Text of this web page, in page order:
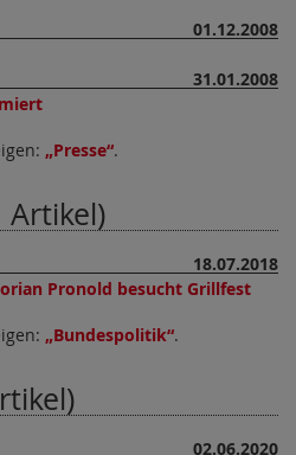
01.12.2008
31.01.2008
Presse .
Artikel)
18.07.2018
Pronold besucht Grillfest
Bundespolitik .
02.06.2020